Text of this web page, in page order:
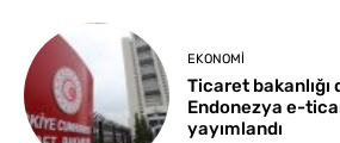
EKONOMI
Ticaret bakanlığı
Endonezya e-
yayımlandı